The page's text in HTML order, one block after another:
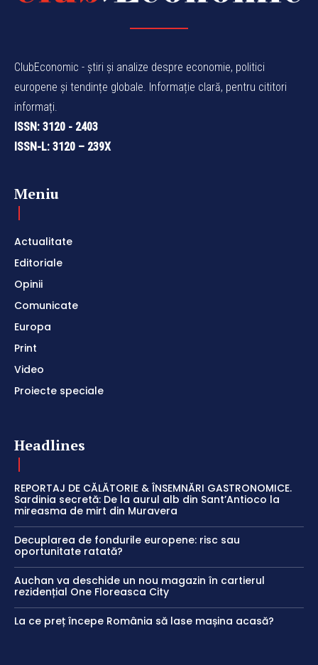
ClubEconomic - știri și analize despre economie, politici
europene și tendințe globale. Informație clară, pentru cititori
informați.
ISSN: 3120 - 2403
ISSN-L: 3120 – 239X
Meniu
Actualitate
Editoriale
Opinii
Comunicate
Europa
Print
Video
Proiecte speciale
Headlines
REPORTAJ DE CĂLĂTORIE & ÎNSEMNĂRI GASTRONOMICE.
Sardinia secretă: De la aurul alb din Sant’Antioco la
mireasma de mirt din Muravera
Decuplarea de fondurile europene: risc sau
oportunitate ratată?
Auchan va deschide un nou magazin în cartierul
rezidențial One Floreasca City
La ce preț începe România să lase mașina acasă?